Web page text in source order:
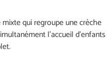
qui regroupe une crèche
l’accueil d’enfants